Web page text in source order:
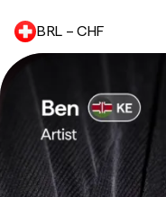
BRL – CHF